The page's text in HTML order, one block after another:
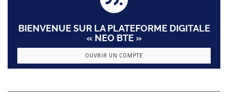
BIENVENUE SUR LA PLATEFORME DIGITALE
« NEO BTE »
OUVRIR UN COMPTE